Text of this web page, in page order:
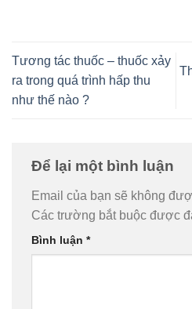
Tương tác thuốc – thuốc xảy
ra trong quá trình hấp thu
như thế nào ?
Để lại một bình luận
Email của bạn sẽ không
Các trường bắt buộc được
Bình luận *